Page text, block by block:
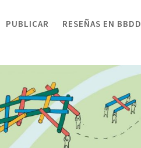
PUBLICAR RESEÑAS EN BBDD